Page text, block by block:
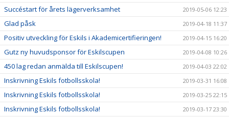
Succéstart för årets lägerverksamhet 2019-05-06 12:23
Glad påsk 2019-04-18 11:37
Positiv utveckling för Eskils i Akademicertifieringen! 2019-04-15 16:20
Gutz ny huvudsponsor för Eskilscupen 2019-04-08 10:26
450 lag redan anmälda till Eskilscupen! 2019-04-03 22:02
Inskrivning Eskils fotbollsskola! 2019-03-31 16:08
Inskrivning Eskils fotbollsskola! 2019-03-25 22:15
Inskrivning Eskils fotbollsskola! 2019-03-17 23:30